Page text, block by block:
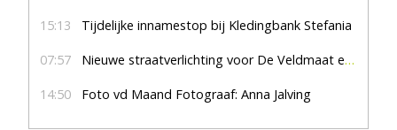
15:13 Tijdelijke innamestop bij Kledingbank Stefania
07:57 Nieuwe straatverlichting voor De Veldmaat en De Pas
14:50 Foto vd Maand Fotograaf: Anna Jalving